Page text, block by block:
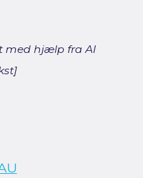
med hjælp fra AI